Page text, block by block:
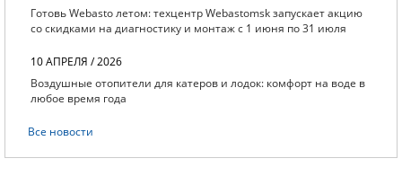
Готовь Webasto летом: техцентр Webastomsk запускает акцию
со скидками на диагностику и монтаж с 1 июня по 31 июля
10 АПРЕЛЯ / 2026
Воздушные отопители для катеров и лодок: комфорт на воде в
любое время года
Все новости